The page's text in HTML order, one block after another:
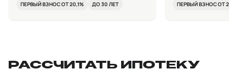
ПЕРВЫЙ ВЗНОС ОТ 20,1% ДО 30 ЛЕТ ПЕРВЫЙ ВЗНОС ОТ
РАССЧИТАТЬ ИПОТЕКУ